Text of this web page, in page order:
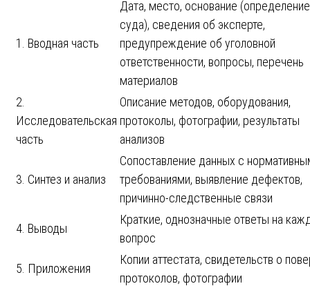
1. Вводная часть
Дата, место, основание (определение
суда), сведения об эксперте,
предупреждение об уголовной
ответственности, вопросы, перечень
материалов
2.
Исследовательская
часть
Описание методов, оборудования,
протоколы, фотографии, результаты
анализов
3. Синтез и анализ
Сопоставление данных с
требованиями, выявление дефектов,
причинно-следственные связи
4. Выводы
Краткие, однозначные ответы на
вопрос
5. Приложения
Копии аттестата, свидетельств о
протоколов, фотографии